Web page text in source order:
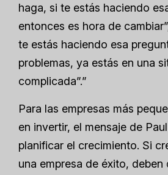
haga, si te estás haciendo
entonces es hora de
te estás haciendo esa
problemas, ya estás en una
complicada”.”
Para las empresas más
en invertir, el mensaje de
planificar el crecimiento. Si
una empresa de éxito, deben